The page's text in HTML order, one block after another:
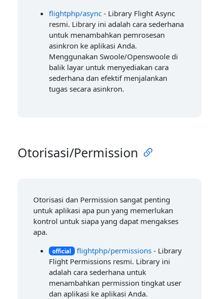
flightphp/async - Library Flight Async
resmi. Library ini adalah cara sederhana
untuk menambahkan pemrosesan
asinkron ke aplikasi Anda.
Menggunakan Swoole/Openswoole di
balik layar untuk menyediakan cara
sederhana dan efektif menjalankan
tugas secara asinkron.
Otorisasi/Permission
Otorisasi dan Permission sangat penting
untuk aplikasi apa pun yang memerlukan
kontrol untuk siapa yang dapat mengakses
apa.
official flightphp/permissions- Library
Flight Permissions resmi. Library ini
adalah cara sederhana untuk
menambahkan permission tingkat user
dan aplikasi ke aplikasi Anda.